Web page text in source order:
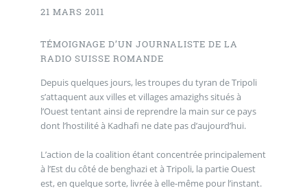
21 MARS 2011
TÉMOIGNAGE D’UN JOURNALISTE DE LA
RADIO SUISSE ROMANDE
Depuis quelques jours, les troupes du tyran de Tripoli
s’attaquent aux villes et villages amazighs situés à
l’Ouest tentant ainsi de reprendre la main sur ce pays
dont l’hostilité à Kadhafi ne date pas d’aujourd’hui.
L’action de la coalition étant concentrée principalement
à l’Est du côté de benghazi et à Tripoli, la partie Ouest
est, en quelque sorte, livrée à elle-même pour l’instant.